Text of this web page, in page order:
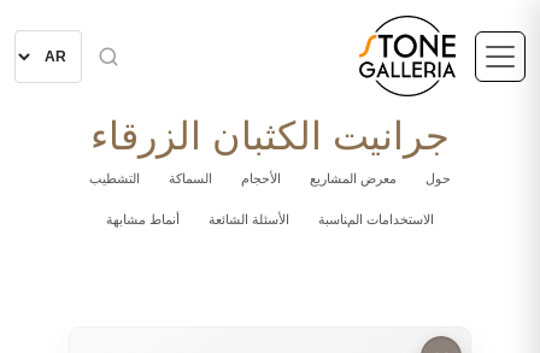
جرانيت الكثبان الزرقاء
حول معرض المشاريع الأحجام السماكة التشطيب
الاستخدامات المناسبة الأسئلة الشائعة أنماط مشابهة